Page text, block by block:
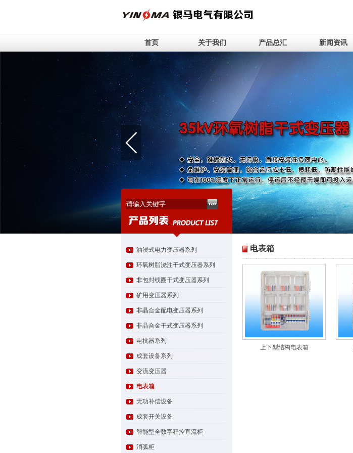
首页 关于我们 产品总汇 新闻资讯
油浸式电力变压器系列
环氧树脂浇注干式变压器系列
非包封线圈干式变压器系列
矿用变压器系列
非晶合金配电变压器系列
非晶合金干式变压器系列
电抗器系列
成套设备系列
变流变压器
电表箱
无功补偿设备
成套开关设备
智能型全数字程控直流柜
消弧柜
电表箱
上下型结构电表箱